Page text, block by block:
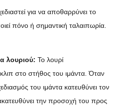
για να αποθαρρύνει το
πόνο ή σημαντική ταλαιπωρία.
λουριού: Το λουρί
στο στήθος του ιμάντα. Όταν
του ιμάντα κατευθύνει τον
την προσοχή του προς